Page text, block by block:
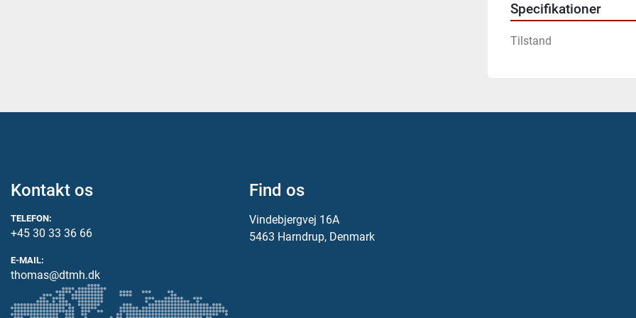
Specifikationer
Tilstand
Kontakt os
TELEFON:
+45 30 33 36 66
E-MAIL:
thomas@dtmh.dk
Find os
Vindebjergvej 16A
5463 Harndrup, Denmark